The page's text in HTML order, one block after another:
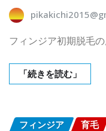
フィンジア初期脱毛
「続きを読む」
フィンジア 育毛